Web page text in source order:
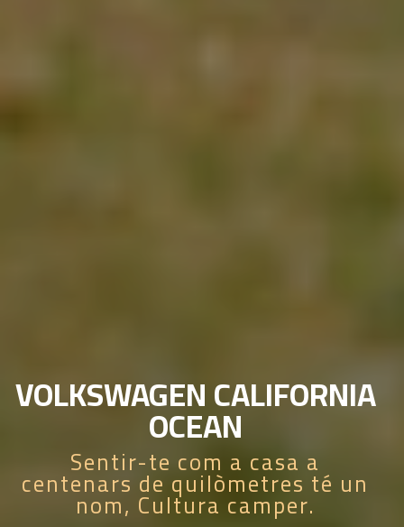
VOLKSWAGEN CALIFORNIA
OCEAN
Sentir-te com a casa a
centenars de quilòmetres té un
nom, Cultura camper.